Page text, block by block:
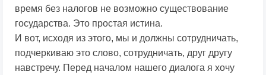
время без налогов не возможно существование
государства. Это простая истина.
И вот, исходя из этого, мы и должны сотрудничать,
подчеркиваю это слово, сотрудничать, друг другу
навстречу. Перед началом нашего диалога я хочу